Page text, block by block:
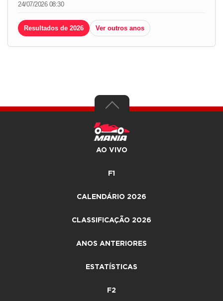
24/07/2026 08:30
Resultados de 2026 Ver outros anos
AO VIVO
F1
CALENDÁRIO 2026
CLASSIFICAÇÃO 2026
ANOS ANTERIORES
ESTATÍSTICAS
F2